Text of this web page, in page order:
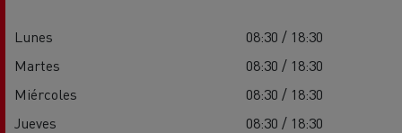
Lunes
08:30 / 18:30
Martes
08:30 / 18:30
Miércoles
08:30 / 18:30
Jueves
08:30 / 18:30